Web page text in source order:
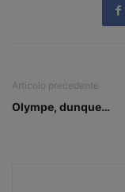
Articolo precedente
Olympe, dunque…